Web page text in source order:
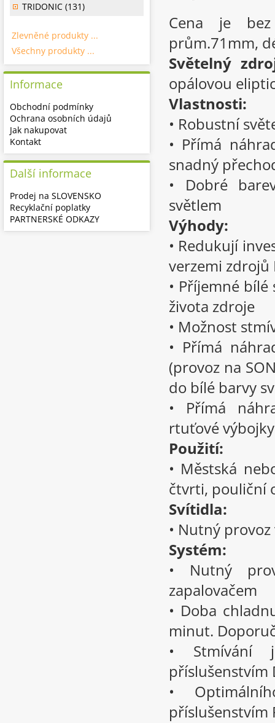
Cena je bez
prům.71mm,
Světelný
opálovou
Vlastnosti:
• Robustní
• Přímá
snadný
• Dobré
světlem
Výhody:
• Redukují
verzemi zdrojů
• Příjemné
života zdroje
• Možnost
• Přímá
(provoz na
do bílé barvy
• Přímá
rtuťové
Použití:
• Městská
čtvrti, pouliční
Svítidla:
• Nutný
Systém:
• Nutný
zapalovačem
• Doba
minut.
• Stmívání
příslušenstvím
•
příslušenstvím
TRIDONIC (131)
Zlevněné produkty ...
Všechny produkty ...
Informace
Obchodní podmínky
Ochrana osobních údajů
Jak nakupovat
Kontakt
Další informace
Prodej na SLOVENSKO
Recyklační poplatky
PARTNERSKÉ ODKAZY